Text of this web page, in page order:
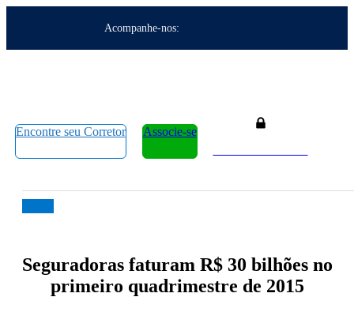
Acompanhe-nos:
Encontre seu Corretor
Associe-se
Seguradoras faturam R$ 30 bilhões no
primeiro quadrimestre de 2015